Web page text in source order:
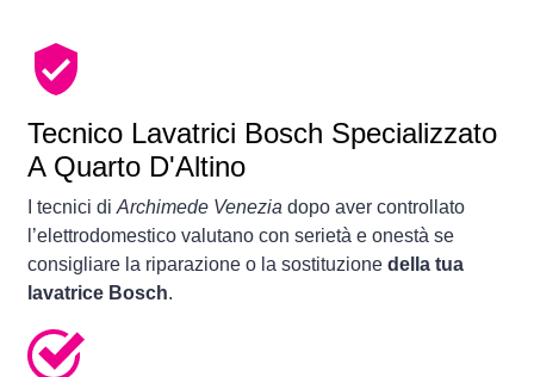
Tecnico Lavatrici Bosch Specializzato
A Quarto D'Altino
I tecnici di Archimede Venezia dopo aver controllato
l’elettrodomestico valutano con serietà e onestà se
consigliare la riparazione o la sostituzione della tua
lavatrice Bosch.